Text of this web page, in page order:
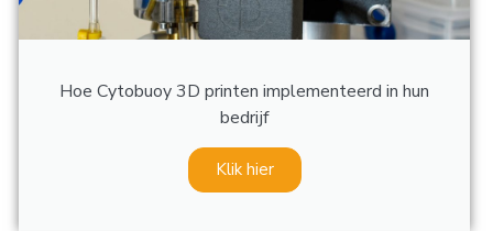
Hoe Cytobuoy 3D printen implementeerd in hun
bedrijf
Klik hier